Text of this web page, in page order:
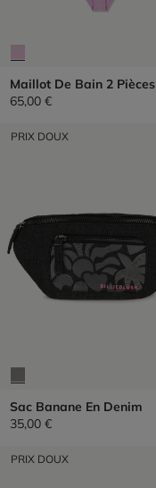
Maillot De Bain 2 Pièces
65,00 €
PRIX DOUX
Sac Banane En Denim
35,00 €
PRIX DOUX